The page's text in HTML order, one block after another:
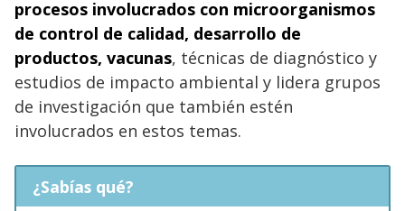
procesos involucrados con microorganismos
de control de calidad, desarrollo de
productos, vacunas, técnicas de diagnóstico y
estudios de impacto ambiental y lidera grupos
de investigación que también estén
involucrados en estos temas.
¿Sabías qué?